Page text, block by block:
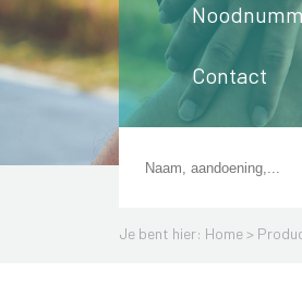
Contact
Je bent hier: Home >